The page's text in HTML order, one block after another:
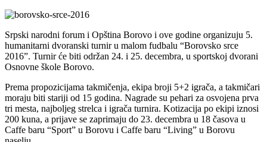
Srpski narodni forum i Opština Borovo i ove godine organizuju 5.
humanitarni dvoranski turnir u malom fudbalu “Borovsko srce
2016”. Turnir će biti održan 24. i 25. decembra, u sportskoj dvorani
Osnovne škole Borovo.
Prema propozicijama takmičenja, ekipa broji 5+2 igrača, a takmičari
moraju biti stariji od 15 godina. Nagrade su pehari za osvojena prva
tri mesta, najboljeg strelca i igrača turnira. Kotizacija po ekipi iznosi
200 kuna, a prijave se zaprimaju do 23. decembra u 18 časova u
Caffe baru “Sport” u Borovu i Caffe baru “Living” u Borovu